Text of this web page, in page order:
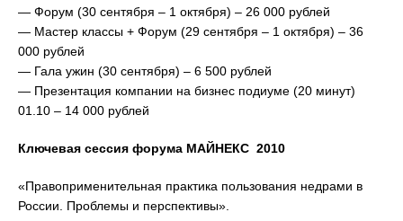
— Форум (30 сентября – 1 октября) – 26 000 рублей
— Мастер классы + Форум (29 сентября – 1 октября) – 36
000 рублей
— Гала ужин (30 сентября) – 6 500 рублей
— Презентация компании на бизнес подиуме (20 минут)
01.10 – 14 000 рублей
Ключевая сессия форума МАЙНЕКС 2010
«Правоприменительная практика пользования недрами в
России. Проблемы и перспективы».